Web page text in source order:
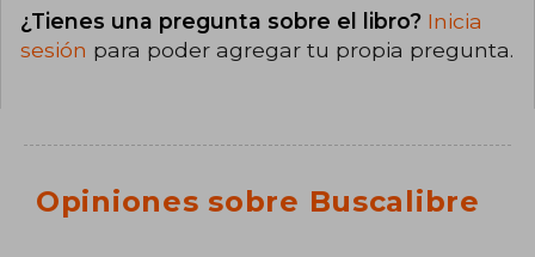
¿Tienes una pregunta sobre el libro? Inicia
sesión para poder agregar tu propia pregunta.
Opiniones sobre Buscalibre